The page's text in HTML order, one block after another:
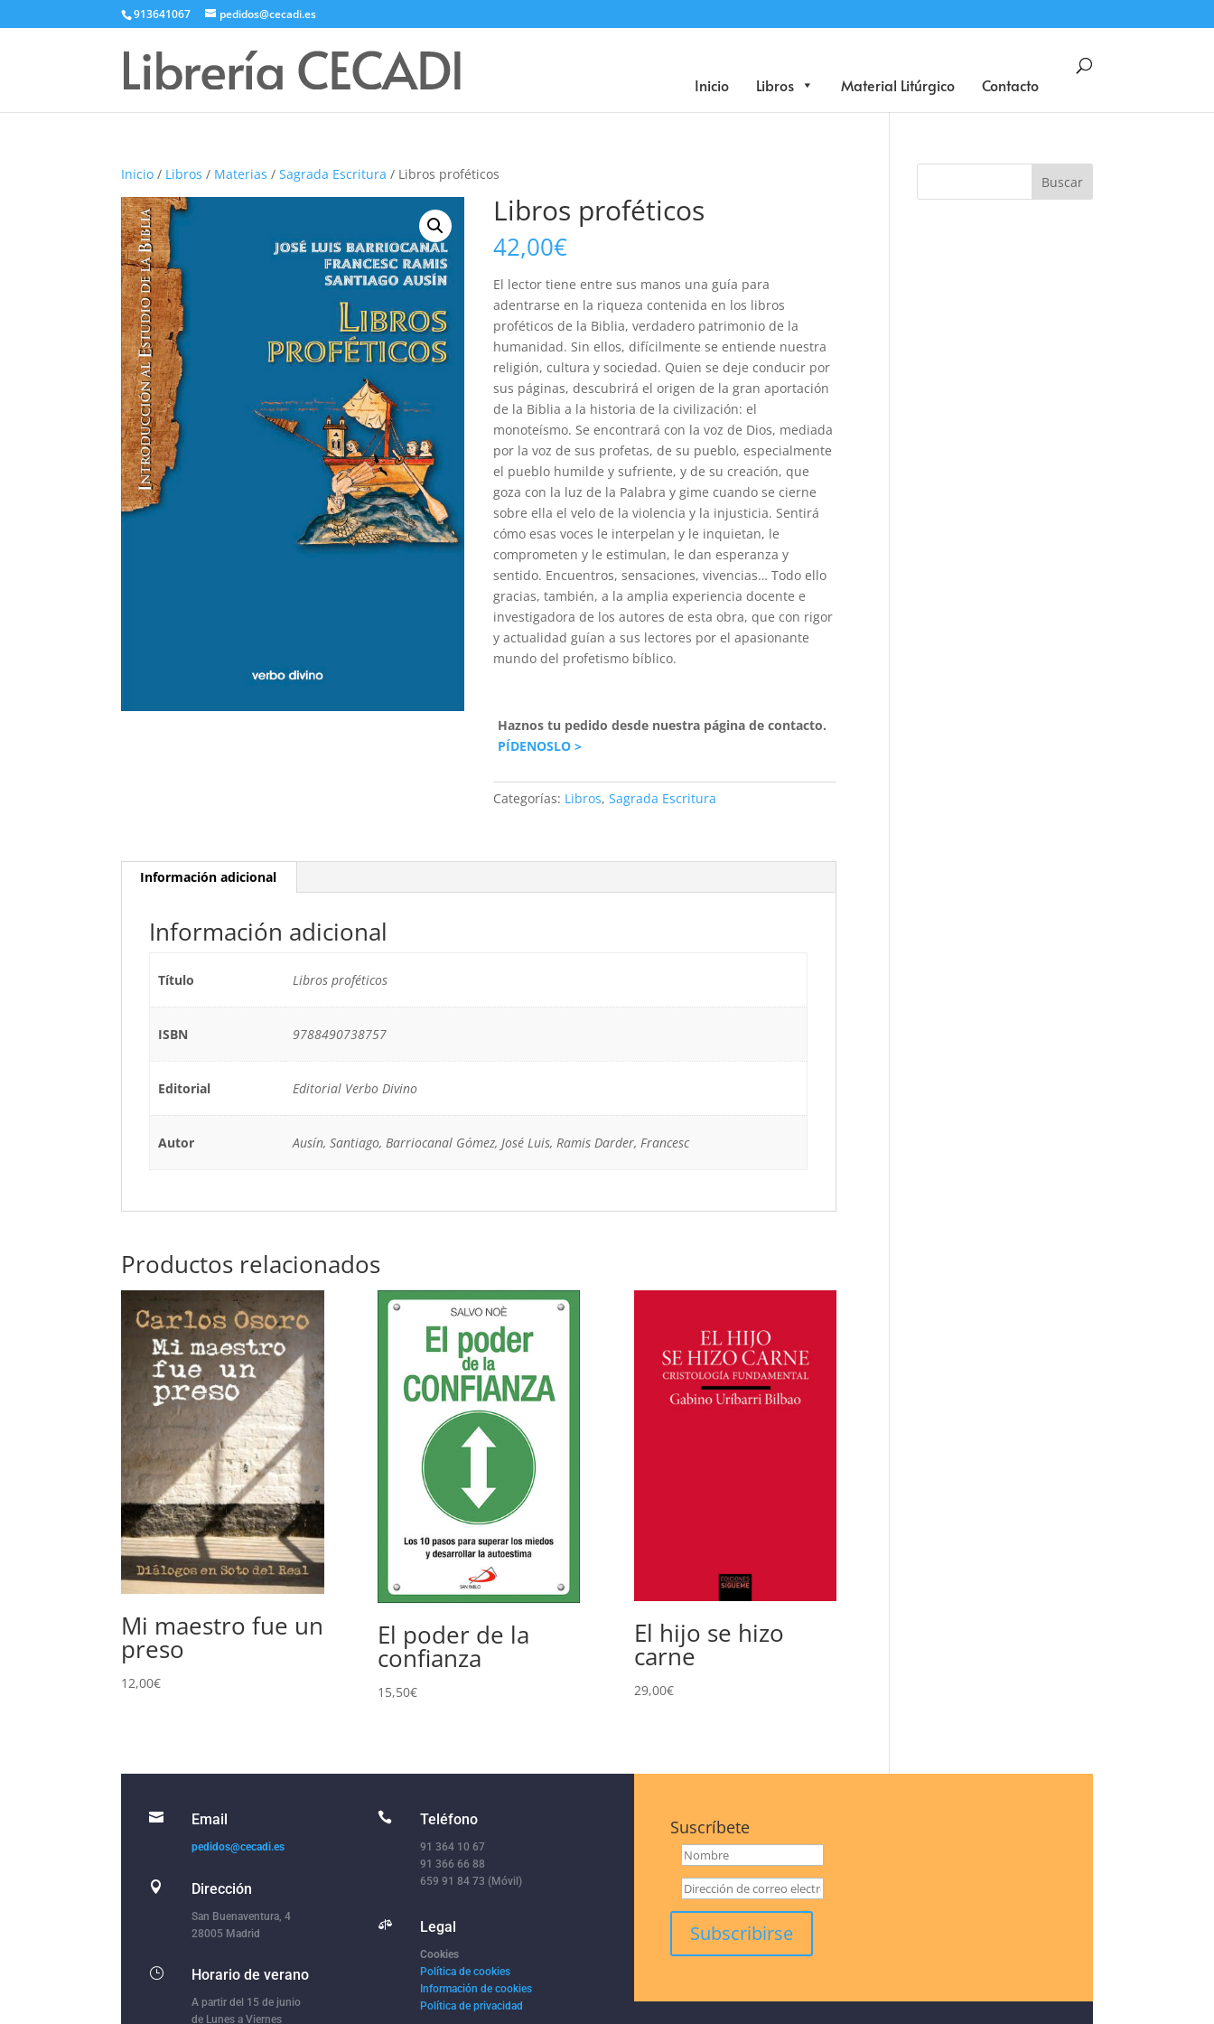
913641067 pedidos@cecadi.es
Inicio Libros Material Litúrgico Contacto
Búsqueda
Inicio / Libros / Materias /Sagrada Escritura / Libros proféticos
Libros proféticos
42,00€
El lector tiene entre sus manos una guía para
adentrarse en la riqueza contenida en los libros
proféticos de la Biblia, verdadero patrimonio de la
humanidad. Sin ellos, difícilmente se entiende nuestra
religión, cultura y sociedad. Quien se deje conducir por
sus páginas, descubrirá el origen de la gran aportación
de la Biblia a la historia de la civilización: el
monoteísmo. Se encontrará con la voz de Dios, mediada
por la voz de sus profetas, de su pueblo, especialmente
el pueblo humilde y sufriente, y de su creación, que
goza con la luz de la Palabra y gime cuando se cierne
sobre ella el velo de la violencia y la injusticia. Sentirá
cómo esas voces le interpelan y le inquietan, le
comprometen y le estimulan, le dan esperanza y
sentido. Encuentros, sensaciones, vivencias… Todo ello
gracias, también, a la amplia experiencia docente e
investigadora de los autores de esta obra, que con rigor
y actualidad guían a sus lectores por el apasionante
mundo del profetismo bíblico.
Haznos tu pedido desde nuestra página de contacto.
PÍDENOSLO >
Categorías: Libros,Sagrada Escritura
Información adicional
Información adicional
Título Libros proféticos
ISBN 9788490738757
Editorial Editorial Verbo Divino
Autor Ausín, Santiago, Barriocanal Gómez, José Luis, Ramis Darder, Francesc
Productos relacionados
Mi maestro fue un
preso
12,00€
El poder de la
confianza
15,50€
El hijo se hizo
carne
29,00€
 Email
pedidos@cecadi.es
 Dirección
San Buenaventura, 4
28005 Madrid
} Horario de verano
A partir del 15 de junio
de Lunes a Viernes
 Teléfono
91 364 10 67
91 366 66 88
659 91 84 73 (Móvil)
 Legal
Cookies
Política de cookies
Información de cookies
Política de privacidad
Suscríbete